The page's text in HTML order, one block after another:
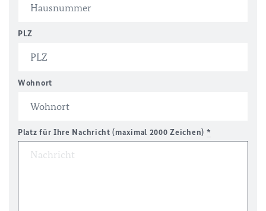
PLZ
Wohnort
Platz für Ihre Nachricht (maximal 2000 Zeichen) *